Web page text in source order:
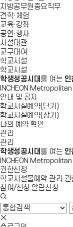
지방공무원중요직무
견학·체험
교육·강좌
공연·행사
시설대관
교구대여
학교시설
학교시설
학생성공시대 를 여는 인
INCHEON
안내 및 공지
학교시설예약(단기)
학교시설예약(장기)
나의 예약 확인
관리
관리
학생성공시대 를 여는 인
INCHEON
권한신청
학교시설물예약 관리 권
참여/신청 알람신청
검
색
창
열
검